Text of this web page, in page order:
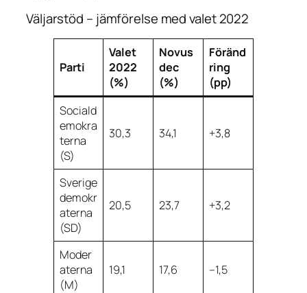
Väljarstöd – jämförelse med valet 2022
Parti
Valet
2022
(%)
Novus
dec
(%)
Föränd
ring
(pp)
Sociald
emokra
terna
(S)
30,3 34,1 +3,8
Sverige
demokr
aterna
(SD)
20,5 23,7 +3,2
Moder
aterna
(M)
19,1 17,6 –1,5